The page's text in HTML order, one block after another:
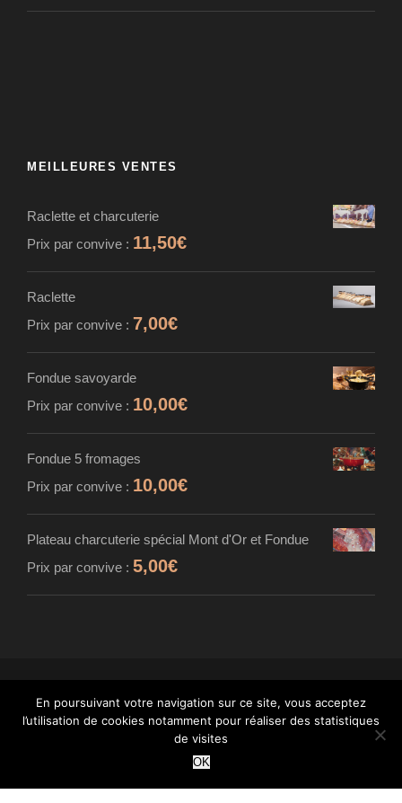
MEILLEURES VENTES
Raclette et charcuterie
Prix par convive : 11,50€
Raclette
Prix par convive : 7,00€
Fondue savoyarde
Prix par convive : 10,00€
Fondue 5 fromages
Prix par convive : 10,00€
Plateau charcuterie spécial Mont d'Or et Fondue
Prix par convive : 5,00€
© MAISON CARDINET - FROMAGER AFFINEUR
- TOUS DROITS RÉSERVÉS - INTÉGRATION :
WANT
En poursuivant votre navigation sur ce site, vous acceptez
l’utilisation de cookies notamment pour réaliser des statistiques
de visites
OK